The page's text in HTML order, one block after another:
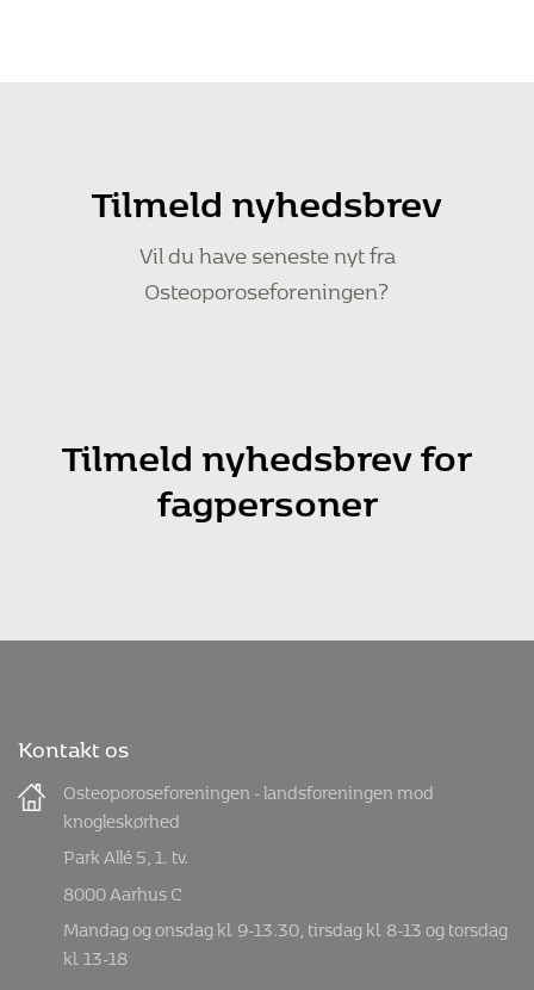
Tilmeld nyhedsbrev
Vil du have seneste nyt fra
Osteoporoseforeningen?
Tilmeld nyhedsbrev for
fagpersoner
Kontakt os
Osteoporoseforeningen - landsforeningen mod
knogleskørhed
Park Allé 5, 1. tv.
8000 Aarhus C
Mandag og onsdag kl. 9-13.30, tirsdag kl. 8-13 og torsdag
kl. 13-18